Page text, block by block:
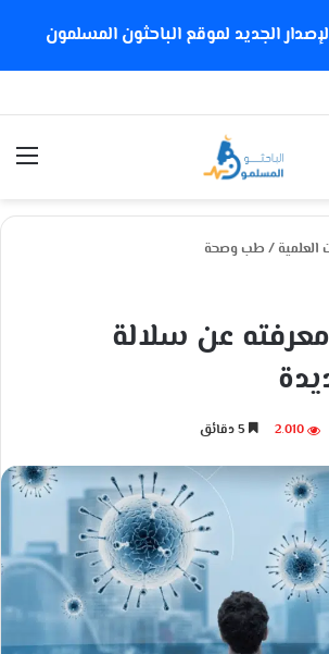
الجديد لموقع الباحثون المسلمون
العلمية / طب وصحة
عن سلالة
2٬010